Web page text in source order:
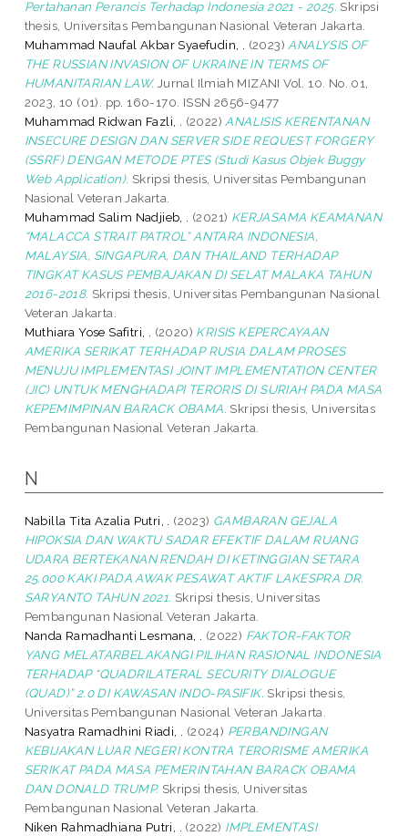
Pertahanan Perancis Terhadap Indonesia 2021 - 2025. Skripsi
thesis, Universitas Pembangunan Nasional Veteran Jakarta.
Muhammad Naufal Akbar Syaefudin, .
(2023) ANALYSIS OF
THE RUSSIAN INVASION OF UKRAINE IN TERMS OF
HUMANITARIAN LAW. Jurnal Ilmiah MIZANI Vol. 10. No. 01,
2023, 10 (01). pp. 160-170. ISSN 2656-9477
Muhammad Ridwan Fazli, .
(2022) ANALISIS KERENTANAN
INSECURE DESIGN DAN SERVER SIDE REQUEST FORGERY
(SSRF) DENGAN METODE PTES (Studi Kasus Objek Buggy
Web Application). Skripsi thesis, Universitas Pembangunan
Nasional Veteran Jakarta.
Muhammad Salim Nadjieb, .
(2021) KERJASAMA KEAMANAN
“MALACCA STRAIT PATROL” ANTARA INDONESIA,
MALAYSIA, SINGAPURA, DAN THAILAND TERHADAP
TINGKAT KASUS PEMBAJAKAN DI SELAT MALAKA TAHUN
2016-2018. Skripsi thesis, Universitas Pembangunan Nasional
Veteran Jakarta.
Muthiara Yose Safitri, .
(2020) KRISIS KEPERCAYAAN
AMERIKA SERIKAT TERHADAP RUSIA DALAM PROSES
MENUJU IMPLEMENTASI JOINT IMPLEMENTATION CENTER
(JIC) UNTUK MENGHADAPI TERORIS DI SURIAH PADA MASA
KEPEMIMPINAN BARACK OBAMA. Skripsi thesis, Universitas
Pembangunan Nasional Veteran Jakarta.
N
Nabilla Tita Azalia Putri, . (2023) GAMBARAN GEJALA
HIPOKSIA DAN WAKTU SADAR EFEKTIF DALAM RUANG
UDARA BERTEKANAN RENDAH DI KETINGGIAN SETARA
25.000 KAKI PADA AWAK PESAWAT AKTIF LAKESPRA DR.
SARYANTO TAHUN 2021. Skripsi thesis, Universitas
Pembangunan Nasional Veteran Jakarta.
Nanda Ramadhanti Lesmana, .
(2022) FAKTOR-FAKTOR
YANG MELATARBELAKANGI PILIHAN RASIONAL INDONESIA
TERHADAP “QUADRILATERAL SECURITY DIALOGUE
(QUAD)” 2.0 DI KAWASAN INDO-PASIFIK. Skripsi thesis,
Universitas Pembangunan Nasional Veteran Jakarta.
Nasyatra Ramadhini Riadi, .
(2024) PERBANDINGAN
KEBIJAKAN LUAR NEGERI KONTRA TERORISME AMERIKA
SERIKAT PADA MASA PEMERINTAHAN BARACK OBAMA
DAN DONALD TRUMP. Skripsi thesis, Universitas
Pembangunan Nasional Veteran Jakarta.
Niken Rahmadhiana Putri, .
(2022) IMPLEMENTASI